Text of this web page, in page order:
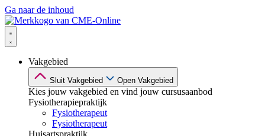
Ga naar de inhoud
Vakgebied
Sluit Vakgebied Open Vakgebied
Kies jouw vakgebied en vind jouw cursusaanbod
Fysiotherapiepraktijk
Fysiotherapeut
Fysiotherapeut
Huisartspraktijk